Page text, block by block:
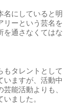
名にしていると明
リーという芸名を
を通さなくてはな
もタレントとして
いますが、活動中
能活動よりも、
ました。